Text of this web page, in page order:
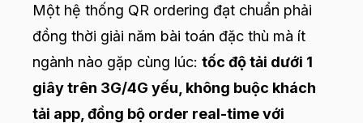
Một hệ thống QR ordering đạt chuẩn phải
đồng thời giải năm bài toán đặc thù mà ít
ngành nào gặp cùng lúc: tốc độ tải dưới 1
giây trên 3G/4G yếu, không buộc khách
tải app, đồng bộ order real-time với